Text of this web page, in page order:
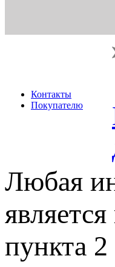
Контакты
Покупателю
Любая
пункта